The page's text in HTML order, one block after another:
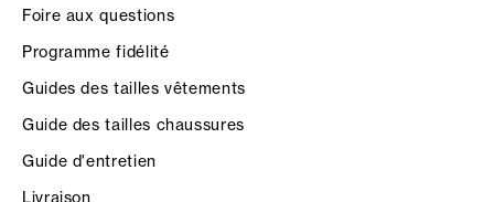
Foire aux questions
Programme fidélité
Guides des tailles vêtements
Guide des tailles chaussures
Guide d'entretien
Livraison